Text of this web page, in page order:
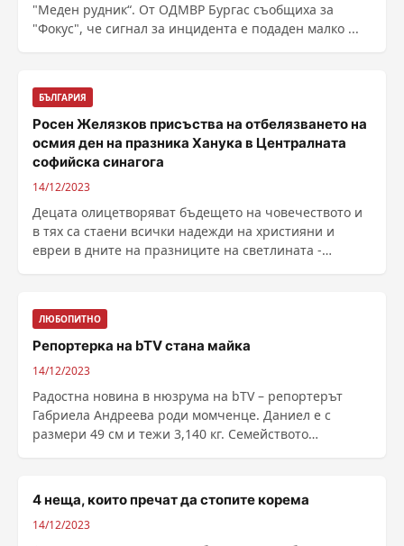
"Меден рудник“. От ОДМВР Бургас съобщиха за
"Фокус", че сигнал за инцидента е подаден малко ...
БЪЛГАРИЯ
Росен Желязков присъства на отбелязването на
осмия ден на празника Ханука в Централната
софийска синагога
14/12/2023
Децата олицетворяват бъдещето на човечеството и
в тях са стаени всички надежди на християни и
евреи в дните на празниците на светлината -
ЛЮБОПИТНО
Репортерка на bTV стана майка
14/12/2023
Радостна новина в нюзрума на bTV – репортерът
Габриела Андреева роди момченце. Даниел е с
размери 49 см и тежи 3,140 кг. Семейството
4 неща, които пречат да стопите корема
14/12/2023